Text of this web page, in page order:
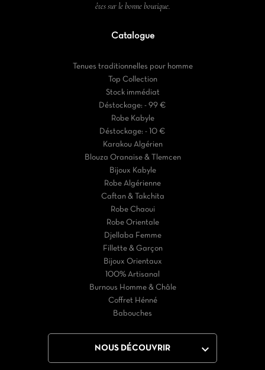
êtes sur le bonne boutique.
Catalogue
Tenues traditionnelles pour homme
Top Collection
Stock immédiat
Déstockage: - 99 €
Robe Kabyle
Déstockage: - 10 €
Karakou Algérien
Blouza Oranaise & Tlemcen
Bijoux Kabyle
Robe Algérienne
Caftan & Takchita
Robe Chaoui
Robe Orientale
Djellaba Femme
Fillette & Garçon
Bijoux Orientaux
100% Artisanal
Burnous Homme & Châle
Coffret Hénné
Babouches
NOUS DÉCOUVRIR 